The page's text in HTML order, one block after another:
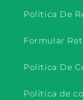
Politica De
Formular
Politica De
Politica de